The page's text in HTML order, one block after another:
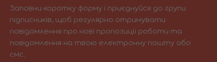
Заповни коротку форму і приєднуйся до групи
підписників, щоб регулярно отримувати
повідомлення про нові пропозиції роботи та
повідомлення на твою електронну пошту або
смс.